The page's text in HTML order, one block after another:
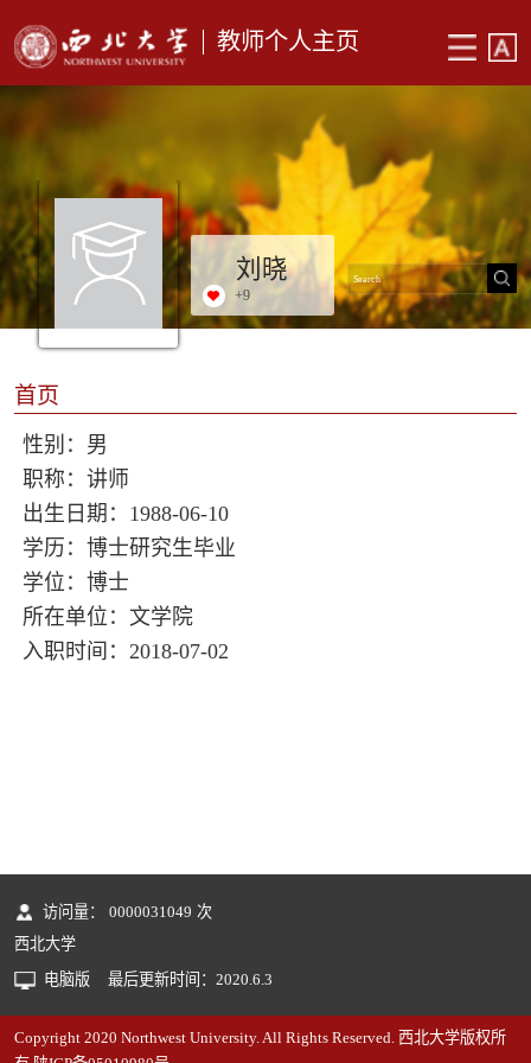
教师个人主页
刘晓
+9
首页
性别：男
职称：讲师
出生日期：1988-06-10
学历：博士研究生毕业
学位：博士
所在单位：文学院
入职时间：2018-07-02
访问量： 0000031049 次
西北大学
电脑版
最后更新时间： 2020 6 3
Copyright 2020 Northwest University. All Rights Reserved. 西北大学版权所